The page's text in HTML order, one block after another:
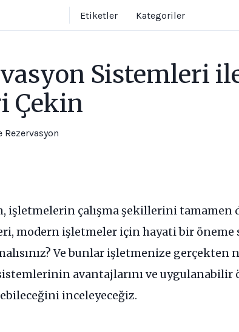
Etiketler Kategoriler
Sistemleri
Çekin
Rezervasyon
işletmelerin çalışma şekillerini tamamen
modern işletmeler için hayati bir öneme
Ve bunlar işletmenize gerçekten
avantajlarını ve
inceleyeceğiz.